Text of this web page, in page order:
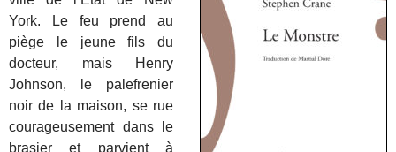
York. Le feu prend au
piège le jeune fils du
docteur, mais Henry
Johnson, le palefrenier
noir de la maison, se rue
courageusement dans le
brasier et parvient à